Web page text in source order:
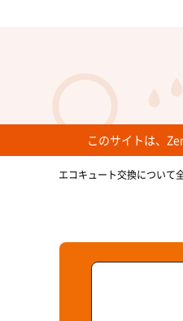
このサイトは、
エコキュート交換について